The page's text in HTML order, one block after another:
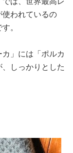
われているの
。
」には「ポルカ
しっかりとした